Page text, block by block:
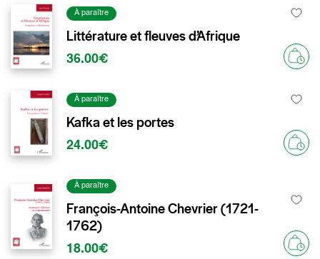
À paraître
Littérature et fleuves d’Afrique
36.00€
À paraître
Kafka et les portes
24.00€
À paraître
François-Antoine Chevrier (1721-
1762)
18.00€